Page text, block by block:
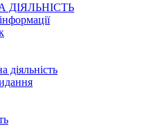
діяльність